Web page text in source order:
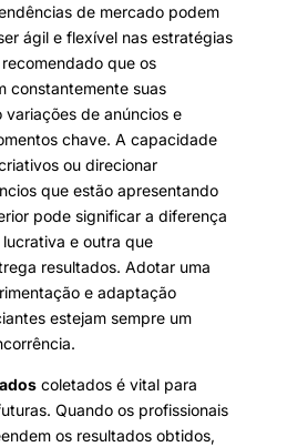
de mercado podem
ágil e flexível nas estratégias
que os
constantemente suas
de anúncios e
chave. A capacidade
ou direcionar
que estão apresentando
pode significar a diferença
e outra que
resultados. Adotar uma
e adaptação
estejam sempre um
coletados é vital para
Quando os profissionais
os resultados obtidos,